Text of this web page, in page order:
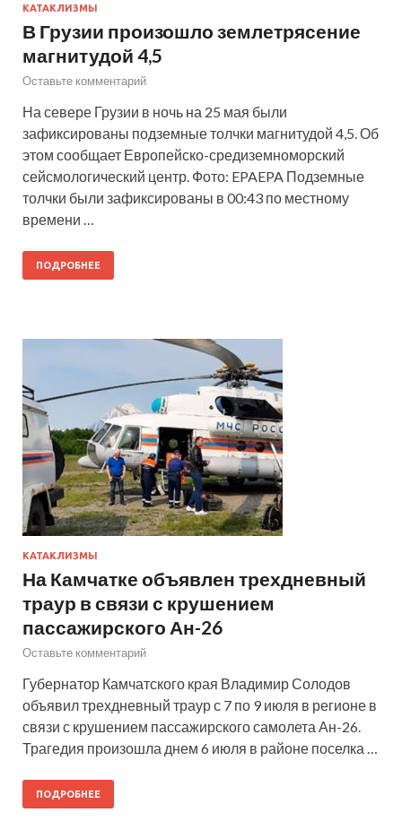
КАТАКЛИЗМЫ
В Грузии произошло землетрясение
магнитудой 4,5
Оставьте комментарий
На севере Грузии в ночь на 25 мая были
зафиксированы подземные толчки магнитудой 4,5. Об
этом сообщает Европейско-средиземноморский
сейсмологический центр. Фото: EPAEPA Подземные
толчки были зафиксированы в 00:43 по местному
времени …
ПОДРОБНЕЕ
КАТАКЛИЗМЫ
На Камчатке объявлен трехдневный
траур в связи с крушением
пассажирского Ан-26
Оставьте комментарий
Губернатор Камчатского края Владимир Солодов
объявил трехдневный траур с 7 по 9 июля в регионе в
связи с крушением пассажирского самолета Ан-26.
Трагедия произошла днем 6 июля в районе поселка …
ПОДРОБНЕЕ